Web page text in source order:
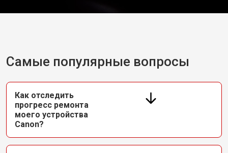
Самые популярные вопросы
Как отследить
прогресс ремонта
моего устройства
Canon?